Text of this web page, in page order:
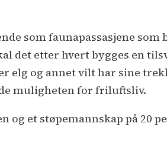
som faunapassasjene
det etter hvert bygges en
elg og annet vilt har sine
muligheten for friluftsliv.
et støpemannskap på 20